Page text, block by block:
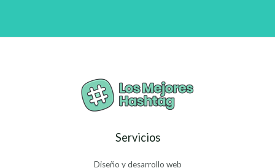
Servicios
Diseño y desarrollo web